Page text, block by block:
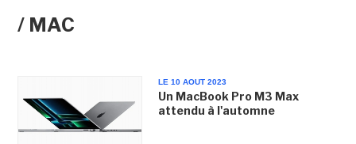
/ MAC
LE 10 AOUT 2023
Un MacBook Pro M3 Max
attendu à l'automne